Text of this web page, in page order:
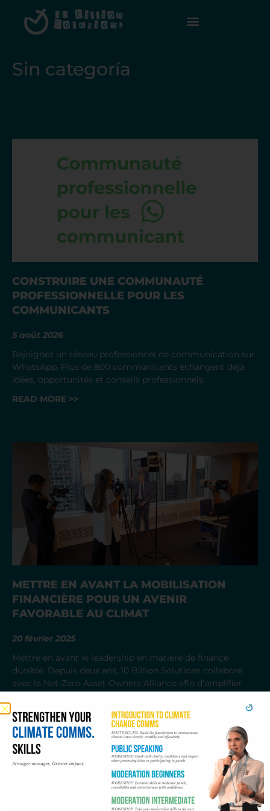
Sin categoría
CONSTRUIRE UNE COMMUNAUTÉ
PROFESSIONNELLE POUR LES
COMMUNICANTS
5 août 2026
Rejoignez un réseau professionnel de communication sur
WhatsApp. Plus de 800 communicants échangent déjà
idées, opportunités et conseils professionnels.
READ MORE >>
METTRE EN AVANT LA MOBILISATION
FINANCIÈRE POUR UN AVENIR
FAVORABLE AU CLIMAT
20 février 2025
Mettre en avant le leadership en matière de finance
durable. Depuis deux ans, 10 Billion Solutions collabore
avec la Net-Zero Asset Owners Alliance afin d’amplifier
READ MORE >>